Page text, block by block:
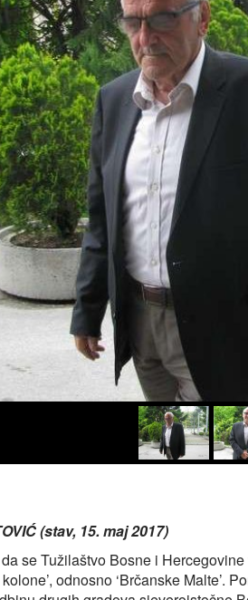
(stav, 15. maj 2017)
se Tužilaštvo Bosne i
odnosno ‘Brčanske Malte’.